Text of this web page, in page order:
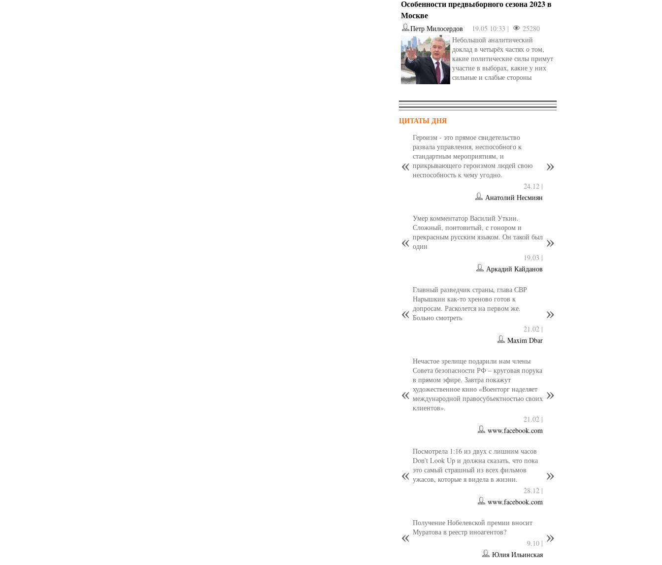
Особенности предвыборного сезона 2023 в
Москве
Петр Милосердов 19.05 10:33 |
25280
Небольшой аналитический
доклад в четырёх частях о том,
какие политические силы примут
участие в выборах, какие у них
сильные и слабые стороны
ЦИТАТЫ ДНЯ
Героизм - это прямое свидетельство
развала управления, неспособного к
стандартным мероприятиям, и
прикрывающего героизмом людей свою
неспособность к чему угодно.
24.12 |
Анатолий Несмиян
Умер комментатор Василий Уткин.
Сложный, понтовитый, с гонором и
прекрасным русским языком. Он такой был
один
19.03 |
Аркадий Кайданов
Главный разведчик страны, глава СВР
Нарышкин как-то хреново готов к
допросам. Расколется на первом же.
Больно смотреть
21.02 |
Maxim Dbar
Нечастое зрелище подарили нам члены
Совета безопасности РФ – круговая порука
в прямом эфире. Завтра покажут
художественное кино «Военторг наделяет
международной правосубъектностью своих
клиентов».
21.02 |
www.facebook.com
Посмотрела 1:16 из двух с лишним часов
Don’t Look Up и должна сказать, что пока
это самый страшный из всех фильмов
ужасов, которые я видела в жизни.
28.12 |
www.facebook.com
Получение Нобелевской премии вносит
Муратова в реестр иноагентов?
9.10 |
Юлия Ильинская